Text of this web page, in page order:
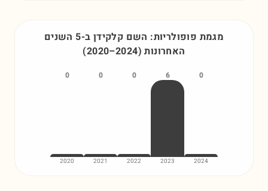
מגמת פופולריות: השם קלקידן
ב-5 השנים
האחרונות
(2020–2024)
0
2024
6
2023
0
2022
0
2021
0
2020